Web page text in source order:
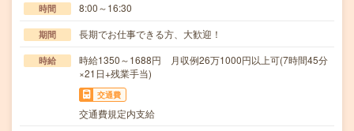
時間 8:00～16:30
期間 長期でお仕事できる方、大歓迎！
時給
時給1350～1688円 月収例26万1000円以上可(7時間45分
×21日+残業手当)
交通費
交通費規定内支給